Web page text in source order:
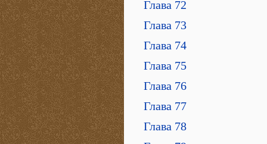
Глава 72
Глава 73
Глава 74
Глава 75
Глава 76
Глава 77
Глава 78